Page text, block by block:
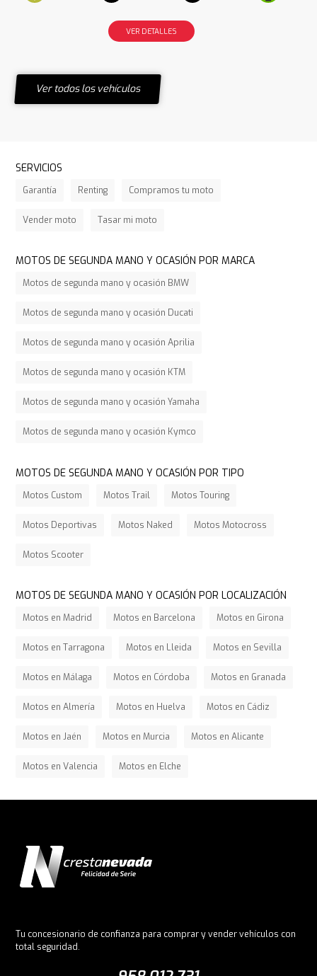
VER DETALLES
Ver todos los vehículos
SERVICIOS
Garantía Renting Compramos tu moto
Vender moto Tasar mi moto
MOTOS DE SEGUNDA MANO Y OCASIÓN POR MARCA
Motos de segunda mano y ocasión BMW
Motos de segunda mano y ocasión Ducati
Motos de segunda mano y ocasión Aprilia
Motos de segunda mano y ocasión KTM
Motos de segunda mano y ocasión Yamaha
Motos de segunda mano y ocasión Kymco
MOTOS DE SEGUNDA MANO Y OCASIÓN POR TIPO
Motos Custom Motos Trail Motos Touring
Motos Deportivas Motos Naked Motos Motocross
Motos Scooter
MOTOS DE SEGUNDA MANO Y OCASIÓN POR LOCALIZACIÓN
Motos en Madrid Motos en Barcelona Motos en Girona
Motos en Tarragona Motos en Lleida Motos en Sevilla
Motos en Málaga Motos en Córdoba Motos en Granada
Motos en Almería Motos en Huelva Motos en Cádiz
Motos en Jaén Motos en Murcia Motos en Alicante
Motos en Valencia Motos en Elche
Tu concesionario de confianza para comprar y vender vehículos con
total seguridad.